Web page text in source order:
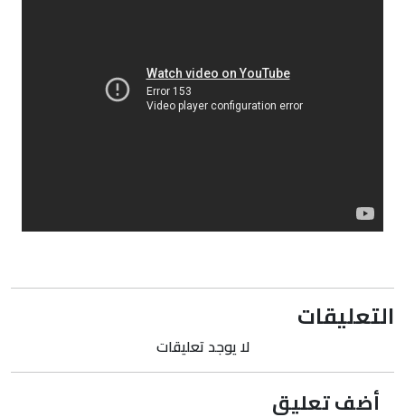
التعليقات
لا يوجد تعليقات
أضف تعليق